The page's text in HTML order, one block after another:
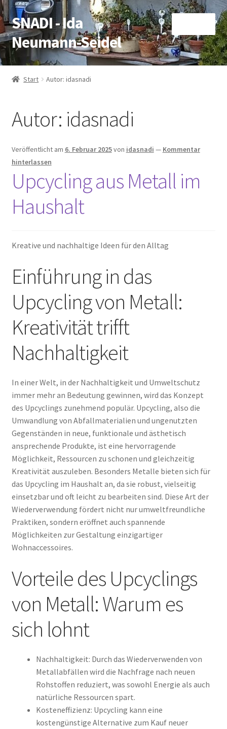
Zur
Navigation
springen
Zum
Inhalt
springen
SNADI - Ida
Neumann-Seidel
Start
Blog
Homepage
Kasse
Mein Konto
Start Autor: idasnadi
Autor: idasnadi
Veröffentlicht am 6. Februar 2025von idasnadi — Kommentar
hinterlassen
Upcycling aus Metall im
Haushalt
Kreative und nachhaltige Ideen für den Alltag
Einführung in das
Upcycling von Metall:
Kreativität trifft
Nachhaltigkeit
In einer Welt, in der Nachhaltigkeit und Umweltschutz
immer mehr an Bedeutung gewinnen, wird das Konzept
des Upcyclings zunehmend populär. Upcycling, also die
Umwandlung von Abfallmaterialien und ungenutzten
Gegenständen in neue, funktionale und ästhetisch
ansprechende Produkte, ist eine hervorragende
Möglichkeit, Ressourcen zu schonen und gleichzeitig
Kreativität auszuleben. Besonders Metalle bieten sich für
das Upcycling im Haushalt an, da sie robust, vielseitig
einsetzbar und oft leicht zu bearbeiten sind. Diese Art der
Wiederverwendung fördert nicht nur umweltfreundliche
Praktiken, sondern eröffnet auch spannende
Möglichkeiten zur Gestaltung einzigartiger
Wohnaccessoires.
Vorteile des Upcyclings
von Metall: Warum es
sich lohnt
Nachhaltigkeit: Durch das Wiederverwenden von
Metallabfällen wird die Nachfrage nach neuen
Rohstoffen reduziert, was sowohl Energie als auch
natürliche Ressourcen spart.
Kosteneffizienz: Upcycling kann eine
kostengünstige Alternative zum Kauf neuer